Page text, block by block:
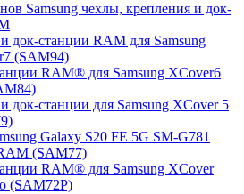
Samsung чехлы, крепления и док-
док-станции RAM для Samsung
(SAM94)
RAM® для Samsung XCover6
док-станции для Samsung XCover 5
Galaxy S20 FE 5G SM-G781
(SAM77)
RAM® для Samsung XCover
(SAM72P)